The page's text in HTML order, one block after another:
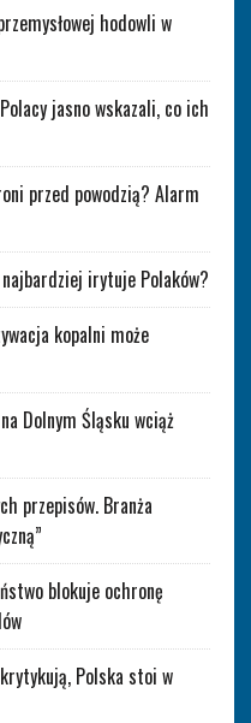
hodowli w
jasno wskazali, co ich
przed powodzią? Alarm
irytuje Polaków?
kopalni może
Dolnym Śląsku wciąż
przepisów. Branża
blokuje ochronę
Polska stoi w